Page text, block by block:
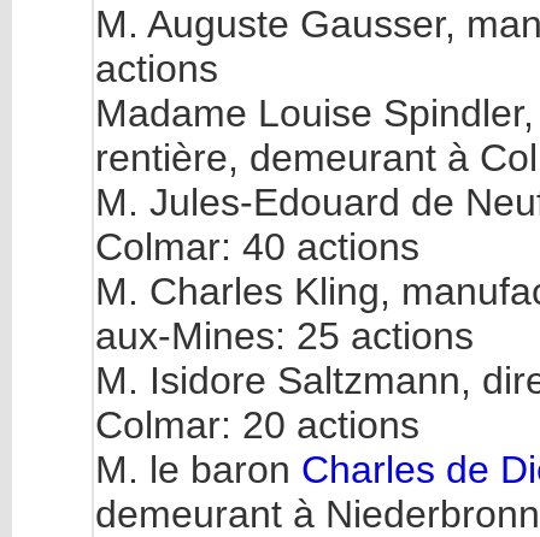
M. Auguste Gausser,
actions
Madame Louise
rentière, demeurant à
M. Jules-Edouard de
Colmar: 40 actions
M. Charles Kling,
aux-Mines: 25 actions
M. Isidore Saltzmann,
Colmar: 20 actions
M. le baron Charles de
demeurant à